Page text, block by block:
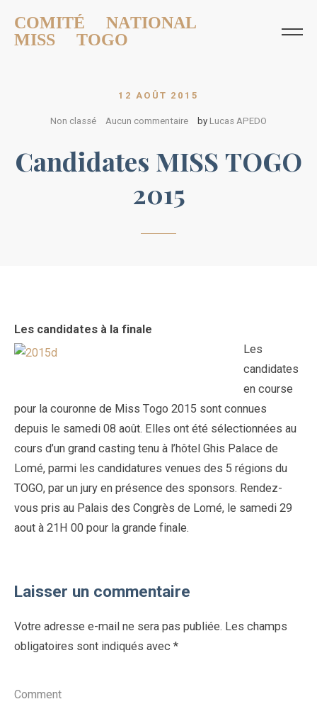
COMITÉ NATIONAL
MISS TOGO
12 AOÛT 2015
Non classé Aucun commentaire by Lucas APEDO
Candidates MISS TOGO
2015
Les candidates à la finale
Les
candidates
en course
pour la couronne de Miss Togo 2015 sont connues
depuis le samedi 08 août. Elles ont été sélectionnées au
cours d’un grand casting tenu à l’hôtel Ghis Palace de
Lomé, parmi les candidatures venues des 5 régions du
TOGO, par un jury en présence des sponsors. Rendez-
vous pris au Palais des Congrès de Lomé, le samedi 29
aout à 21H 00 pour la grande finale.
Laisser un commentaire
Votre adresse e-mail ne sera pas publiée. Les champs
obligatoires sont indiqués avec *
Comment